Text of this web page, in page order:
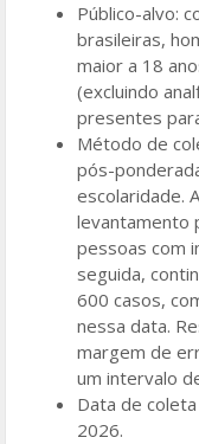
Público-alvo:
brasileiras,
maior a 18
(excluindo
presentes
Método de
pós-
escolaridade.
levantamento
pessoas com
seguida,
600 casos,
nessa data.
margem de
um intervalo
Data de
2026.